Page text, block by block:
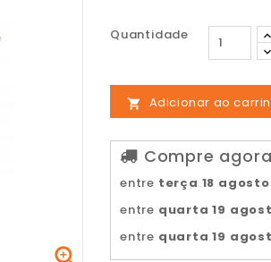
Quantidade
 Adicionar ao
Compre
entre terça 18 agosto
entre quarta 19
entre quarta 19